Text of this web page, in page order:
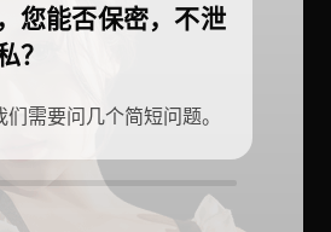
您能否保密，不泄
？
需要问几个简短问题。